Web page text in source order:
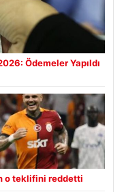
Ödemeler Yapıldı
o teklifini reddetti